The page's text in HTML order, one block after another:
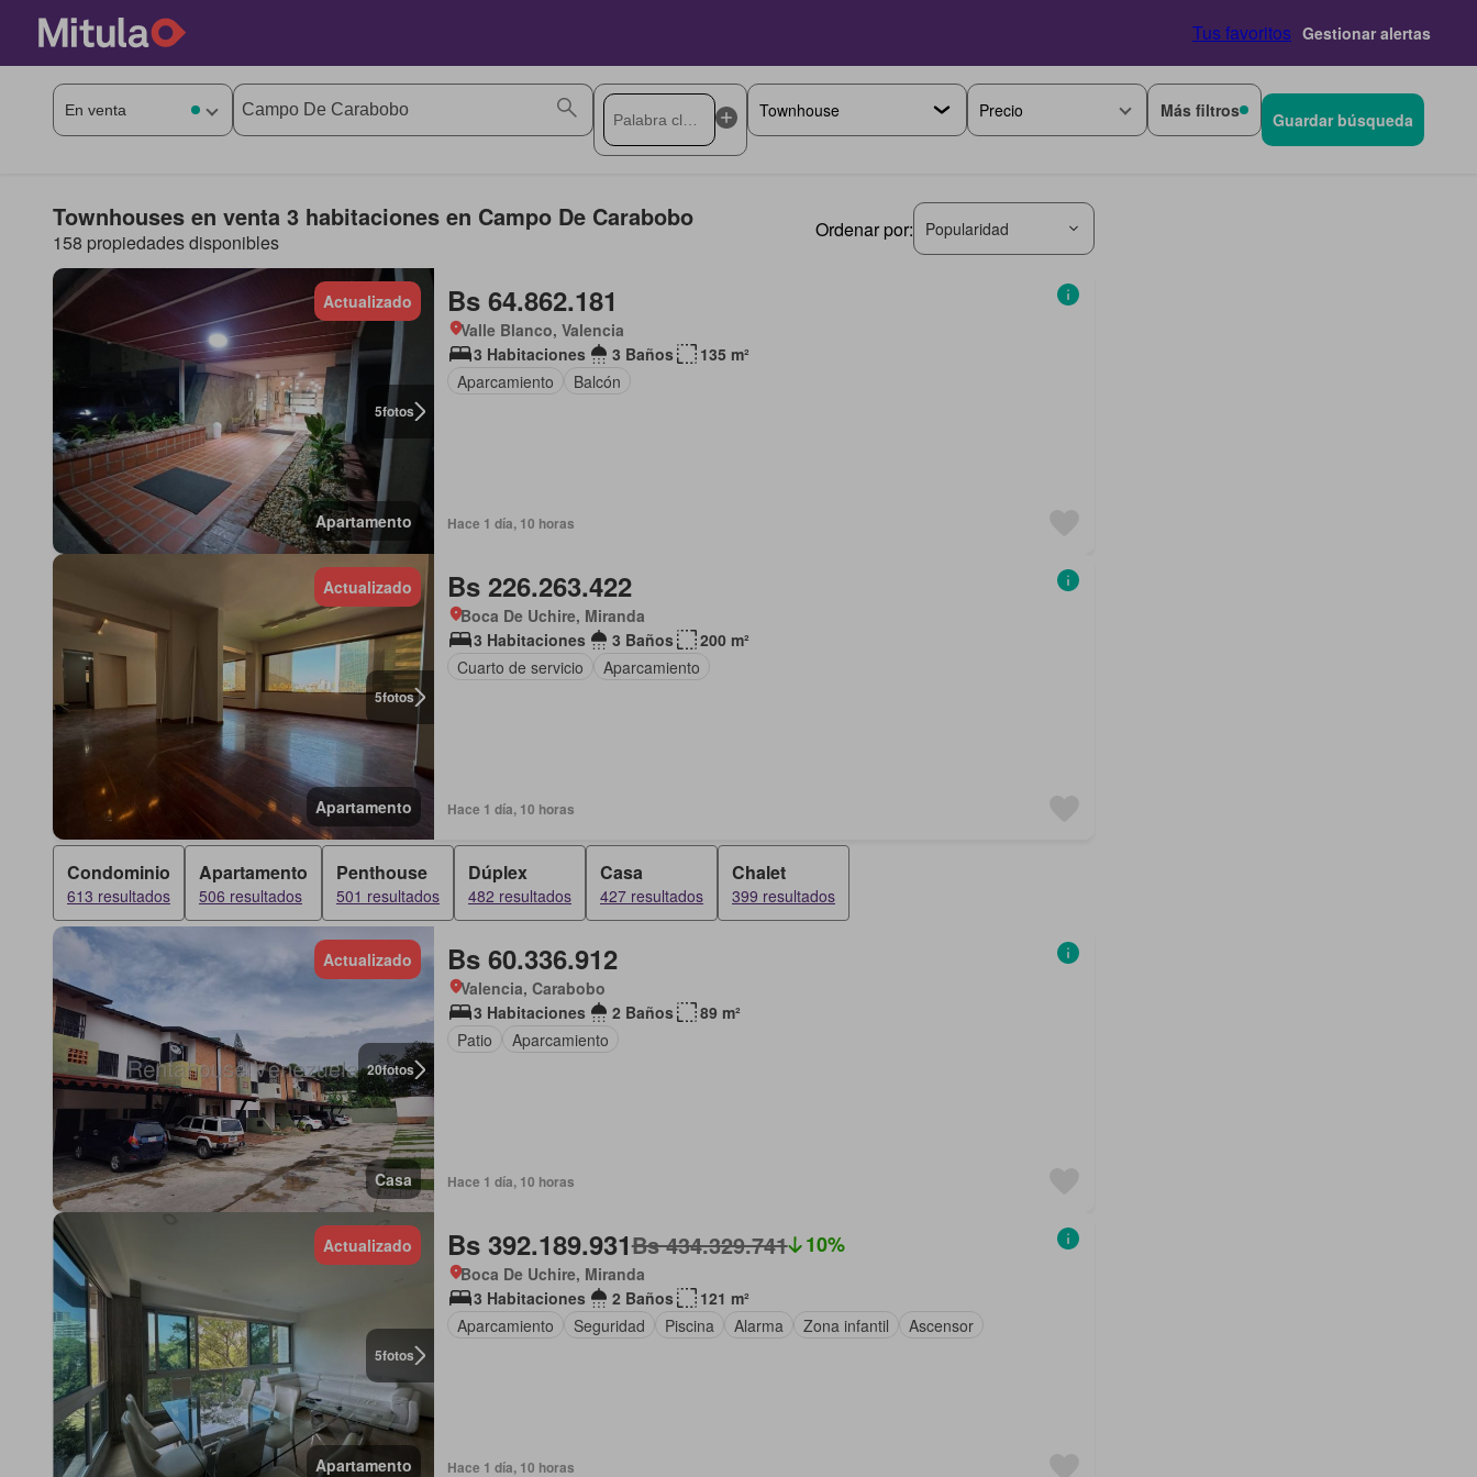
Tus favoritos Gestionar alertas
Precio Más filtros Guardar búsqueda
Townhouses en venta 3 habitaciones en Campo De Carabobo
158 propiedades disponibles
Ordenar por: Popularidad
5fotos
Actualizado
Apartamento
Bs 64.862.181
Valle Blanco, Valencia
3 Habitaciones
3 Baños
135 m²
Aparcamiento
Balcón
Hace 1 día, 10 horas
5fotos
Actualizado
Apartamento
Bs 226.263.422
Boca De Uchire, Miranda
3 Habitaciones
3 Baños
200 m²
Cuarto de servicio
Aparcamiento
Hace 1 día, 10 horas
Condominio
613 resultados
Apartamento
506 resultados
Penthouse
501 resultados
Dúplex
482 resultados
Casa
427 resultados
Chalet
399 resultados
20fotos
Actualizado
Casa
Bs 60.336.912
Valencia, Carabobo
3 Habitaciones
2 Baños
89 m²
Patio
Aparcamiento
Hace 1 día, 10 horas
5fotos
Actualizado
Apartamento
Bs 392.189.931Bs 434.329.741 10%
Boca De Uchire, Miranda
3 Habitaciones
2 Baños
121 m²
Aparcamiento
Seguridad Piscina Alarma Zona infantil Ascensor
Hace 1 día, 10 horas